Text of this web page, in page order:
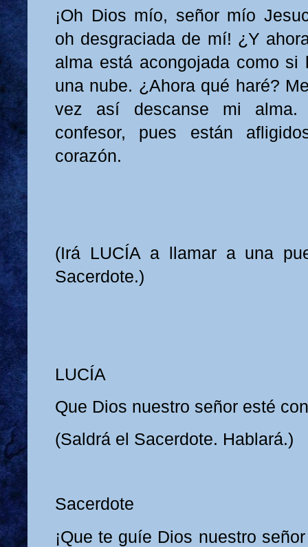
¡Oh Dios mío, señor mío
oh desgraciada de mí! ¿Y
alma está acongojada como si
una nube. ¿Ahora qué haré?
vez así descanse mi
confesor, pues están
corazón.
(Irá LUCÍA a llamar a una
Sacerdote.)
LUCÍA
Que Dios nuestro señor esté
(Saldrá el Sacerdote. Hablará.)
Sacerdote
¡Que te guíe Dios nuestro